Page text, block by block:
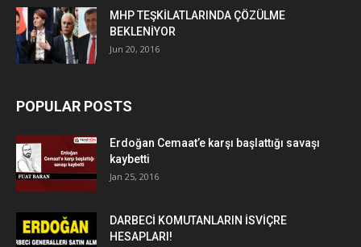
MHP TEŞKİLATLARINDA ÇÖZÜLME
BEKLENİYOR
Jun 20, 2016
POPULAR POSTS
Erdoğan Cemaat’e karşı başlattığı savaşı
kaybetti
Jan 25, 2016
DARBECİ KOMUTANLARIN İSVİÇRE
HESAPLARI!